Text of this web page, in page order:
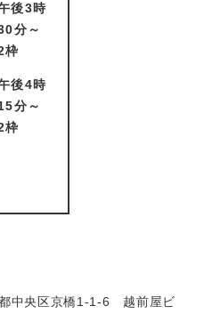
後3時
分～
枠
後4時
分～
枠
中央区京橋1-1-6 越前屋ビ